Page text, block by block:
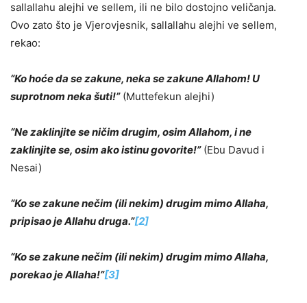
sallallahu alejhi ve sellem, ili ne bilo dostojno veličanja.
Ovo zato što je Vjerovjesnik, sallallahu alejhi ve sellem,
rekao:
“Ko hoće da se zakune, neka se zakune Allahom! U
suprotnom neka šuti!”(Muttefekun alejhi)
“Ne zaklinjite se ničim drugim, osim Allahom, i ne
zaklinjite se, osim ako istinu govorite!”(Ebu Davud i
Nesai)
“Ko se zakune nečim (ili nekim) drugim mimo Allaha,
pripisao je Allahu druga.”[2]
“Ko se zakune nečim (ili nekim) drugim mimo Allaha,
porekao je Allaha!”[3]